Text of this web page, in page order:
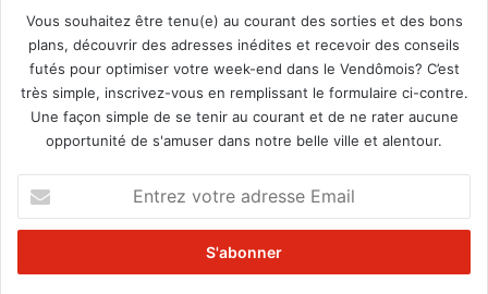
Vous souhaitez être tenu(e) au courant des sorties et des bons
plans, découvrir des adresses inédites et recevoir des conseils
futés pour optimiser votre week-end dans le Vendômois? C’est
très simple, inscrivez-vous en remplissant le formulaire ci-contre.
Une façon simple de se tenir au courant et de ne rater aucune
opportunité de s'amuser dans notre belle ville et alentour.
t
e